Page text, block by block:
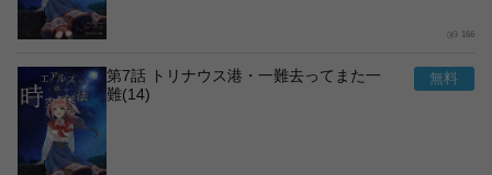
166
第7話 トリナウス港・一難去ってまた一
難(14)